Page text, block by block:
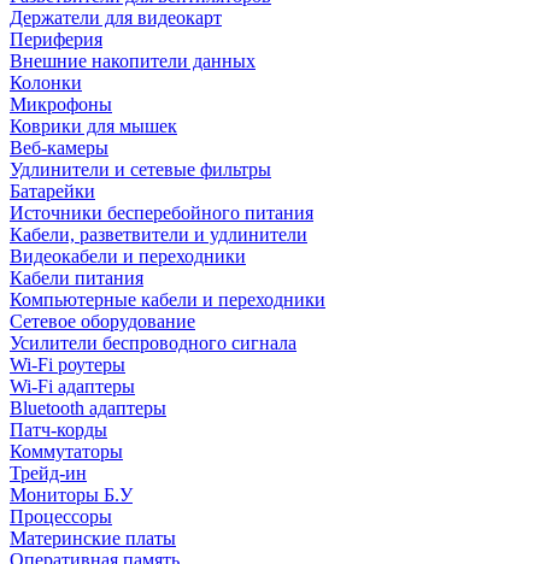
Держатели для видеокарт
Периферия
Внешние накопители данных
Колонки
Микрофоны
Коврики для мышек
Веб-камеры
Удлинители и сетевые фильтры
Батарейки
Источники бесперебойного питания
Кабели, разветвители и удлинители
Видеокабели и переходники
Кабели питания
Компьютерные кабели и переходники
Сетевое оборудование
Усилители беспроводного сигнала
Wi-Fi роутеры
Wi-Fi адаптеры
Bluetooth адаптеры
Патч-корды
Коммутаторы
Трейд-ин
Мониторы Б.У
Процессоры
Материнские платы
Оперативная память